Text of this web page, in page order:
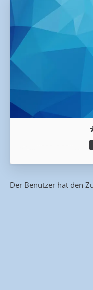
Der Benutzer hat den